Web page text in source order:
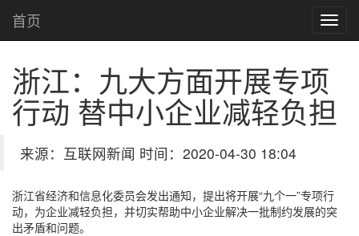
首页
浙江：九大方面开展专项
行动 替中小企业减轻负担
来源：互联网新闻 时间：2020-04-30 18:04
浙江省经济和信息化委员会发出通知，提出将开展“九个一”专项行
动，为企业减轻负担，并切实帮助中小企业解决一批制约发展的突
出矛盾和问题。